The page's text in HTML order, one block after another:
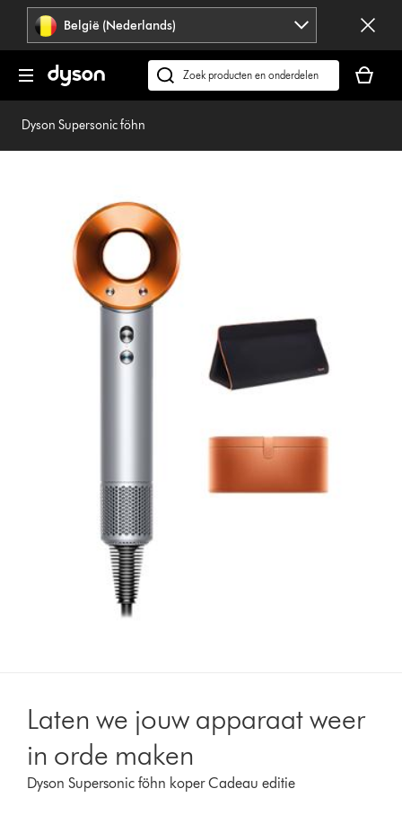
Navigatie
overslaan
België (Nederlands)
Zoek
op
is
Dyson Supersonic föhn
Laten we jouw apparaat weer
in orde maken
Dyson Supersonic föhn koper Cadeau editie